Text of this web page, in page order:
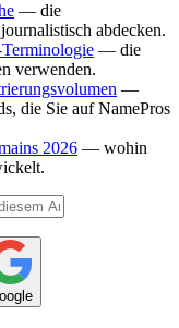
— die
abdecken.
— die
verwenden.
—
die Sie auf NamePros
2026 — wohin